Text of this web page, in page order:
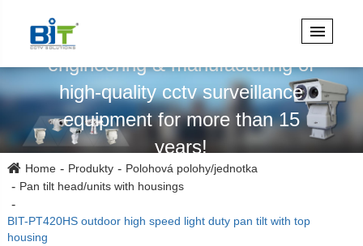
Specializuje se na design,
engineering & manufacturing of
high-quality cctv surveillance
equipment for more than 15
years!
Home Produkty
Polohová polohy/jednotka
Pan tilt head/units with housings
BIT-PT420HS outdoor high speed light duty pan tilt with top
housing